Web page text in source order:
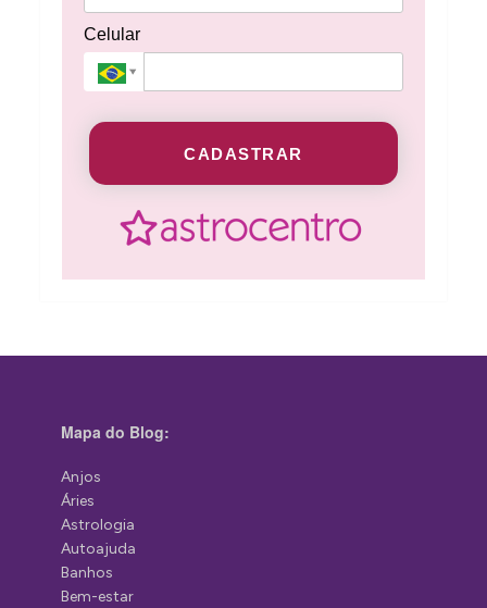
Celular
CADASTRAR
Mapa do Blog:
Anjos
Áries
Astrologia
Autoajuda
Banhos
Bem-estar